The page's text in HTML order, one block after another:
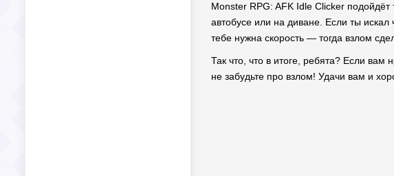
Monster RPG: AFK Idle Clicker подойдёт
автобусе или на диване. Если ты
тебе нужна скорость — тогда взлом
Так что, что в итоге, ребята? Если вам
не забудьте про взлом! Удачи вам и